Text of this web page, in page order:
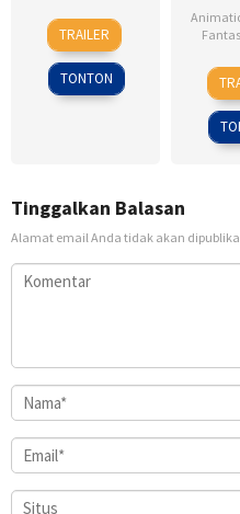
17
Jan
2007
Sean
Ellis
TRAILER
TONTON
Tinggalkan Balasan
Alamat email Anda tidak akan